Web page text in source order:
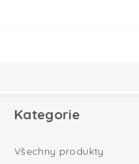
Kategorie
Všechny produkty